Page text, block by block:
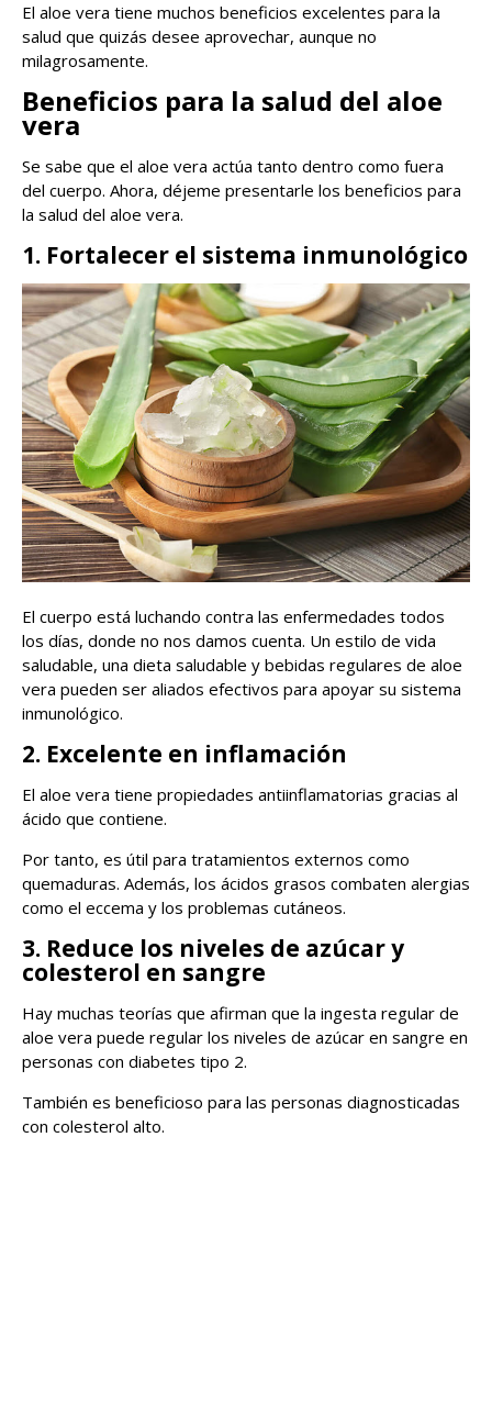
El aloe vera tiene muchos beneficios excelentes para la
salud que quizás desee aprovechar, aunque no
milagrosamente.
Beneficios para la salud del aloe
vera
Se sabe que el aloe vera actúa tanto dentro como fuera
del cuerpo. Ahora, déjeme presentarle los beneficios para
la salud del aloe vera.
1. Fortalecer el sistema inmunológico
El cuerpo está luchando contra las enfermedades todos
los días, donde no nos damos cuenta. Un estilo de vida
saludable, una dieta saludable y bebidas regulares de aloe
vera pueden ser aliados efectivos para apoyar su sistema
inmunológico.
2. Excelente en inflamación
El aloe vera tiene propiedades antiinflamatorias gracias al
ácido que contiene.
Por tanto, es útil para tratamientos externos como
quemaduras. Además, los ácidos grasos combaten alergias
como el eccema y los problemas cutáneos.
3. Reduce los niveles de azúcar y
colesterol en sangre
Hay muchas teorías que afirman que la ingesta regular de
aloe vera puede regular los niveles de azúcar en sangre en
personas con diabetes tipo 2.
También es beneficioso para las personas diagnosticadas
con colesterol alto.